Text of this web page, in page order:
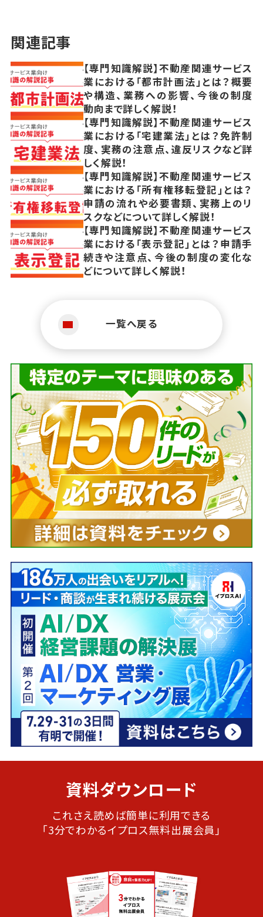
関連記事
【専門知識解説】不動産関連サービス
業における「都市計画法」とは？概要
や構造、業務への影響、今後の制度
動向まで詳しく解説！
【専門知識解説】不動産関連サービス
業における「宅建業法」とは？免許制
度、実務の注意点、違反リスクなど詳
しく解説！
【専門知識解説】不動産関連サービス
業における「所有権移転登記」とは？
申請の流れや必要書類、実務上のリ
スクなどについて詳しく解説！
【専門知識解説】不動産関連サービス
業における「表示登記」とは？申請手
続きや注意点、今後の制度の変化な
どについて詳しく解説！
一覧へ戻る
資料ダウンロード
これさえ読めば簡単に利用できる
「3分でわかるイプロス無料出展会員」